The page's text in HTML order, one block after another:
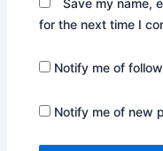
for the next time I
Notify me of
Notify me of new